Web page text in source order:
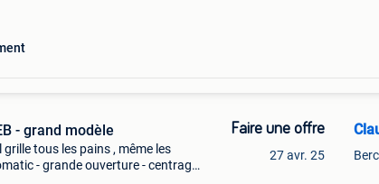
Grille pain SEB - grand modèle
grille tous les pains , même les
- grande ouverture - centrage
Faire une offre
27 avr. 25